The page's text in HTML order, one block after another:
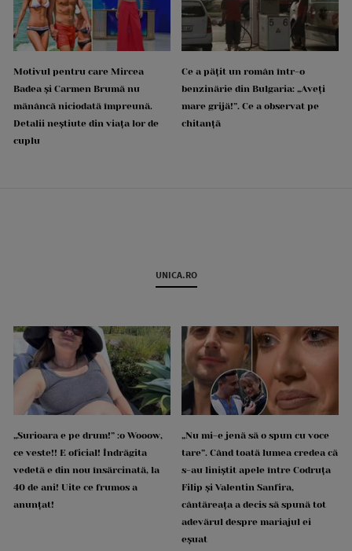
Motivul pentru care Mircea
Badea și Carmen Brumă nu
mănâncă niciodată împreună.
Detalii neștiute din viața lor de
cuplu
Ce a pățit un român într-o
benzinărie din Bulgaria: „Aveți
mare grijă!”. Ce a observat pe
chitanță
UNICA.RO
„Surioara e pe drum!” :o Wooow,
ce veste!! E oficial! Îndrăgita
vedetă e din nou însărcinată, la
40 de ani! Uite ce frumos a
anunțat!
„Nu mi-e jenă să o spun cu voce
tare”. Când toată lumea credea că
s-au liniștit apele între Codruța
Filip și Valentin Sanfira,
cântăreața a decis să spună tot
adevărul despre mariajul ei
eșuat